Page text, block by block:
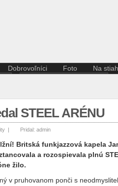
do
Hudba
Iné
Tanec
správy
Dobrovoľníci Foto Na
STEEL ARÉNU
| Pridal: admin
Britská funkjazzová kapela
a rozospievala plnú
žilo.
v pruhovanom ponči s